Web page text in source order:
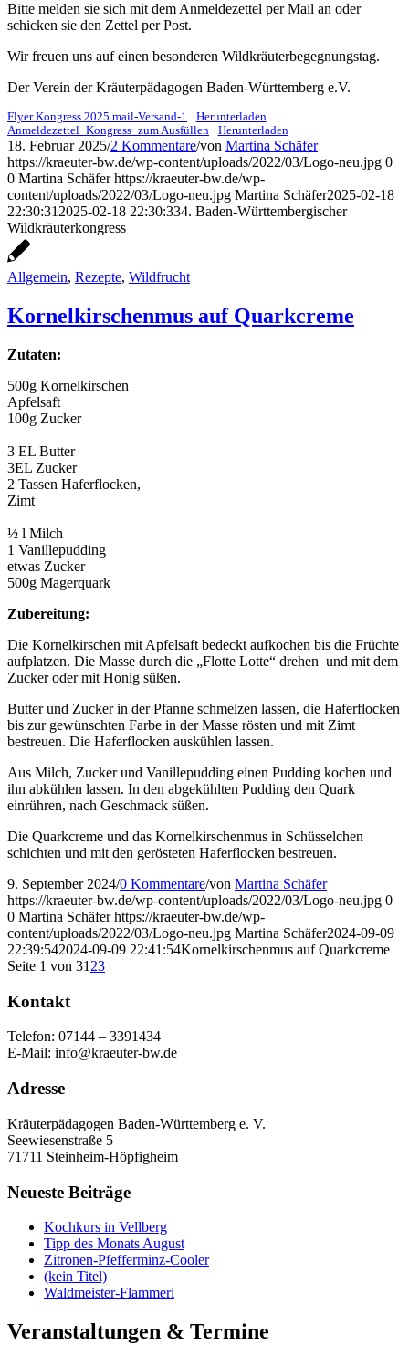
Bitte melden sie sich mit dem Anmeldezettel per Mail an oder
schicken sie den Zettel per Post.
Wir freuen uns auf einen besonderen Wildkräuterbegegnungstag.
Der Verein der Kräuterpädagogen Baden-Württemberg e.V.
Flyer Kongress 2025 mail-Versand-1
Herunterladen
Anmeldezettel_Kongress_zum Ausfüllen
Herunterladen
18. Februar 2025/2 Kommentare/von Martina Schäfer
https://kraeuter-bw.de/wp-content/uploads/2022/03/Logo-neu.jpg 0
0 Martina Schäfer https://kraeuter-bw.de/wp-
content/uploads/2022/03/Logo-neu.jpg Martina Schäfer2025-02-18
22:30:31 2025-02-18 22:30:334. Baden-Württembergischer
Wildkräuterkongress
Allgemein, Rezepte, Wildfrucht
Kornelkirschenmus auf Quarkcreme
Zutaten:
500g Kornelkirschen
Apfelsaft
100g Zucker
3 EL Butter
3EL Zucker
2 Tassen Haferflocken,
Zimt
½ l Milch
1 Vanillepudding
etwas Zucker
500g Magerquark
Zubereitung:
Die Kornelkirschen mit Apfelsaft bedeckt aufkochen bis die Früchte
aufplatzen. Die Masse durch die „Flotte Lotte“ drehen und mit dem
Zucker oder mit Honig süßen.
Butter und Zucker in der Pfanne schmelzen lassen, die Haferflocken
bis zur gewünschten Farbe in der Masse rösten und mit Zimt
bestreuen. Die Haferflocken auskühlen lassen.
Aus Milch, Zucker und Vanillepudding einen Pudding kochen und
ihn abkühlen lassen. In den abgekühlten Pudding den Quark
einrühren, nach Geschmack süßen.
Die Quarkcreme und das Kornelkirschenmus in Schüsselchen
schichten und mit den gerösteten Haferflocken bestreuen.
9. September 2024/0 Kommentare/von Martina Schäfer
https://kraeuter-bw.de/wp-content/uploads/2022/03/Logo-neu.jpg 0
0 Martina Schäfer https://kraeuter-bw.de/wp-
content/uploads/2022/03/Logo-neu.jpg Martina Schäfer2024-09-09
22:39:542024-09-09 22:41:54Kornelkirschenmus auf Quarkcreme
Seite 1 von 31 23
Kontakt
Telefon: 07144 – 3391434
E-Mail: info@kraeuter-bw.de
Adresse
Kräuterpädagogen Baden-Württemberg e. V.
Seewiesenstraße 5
71711 Steinheim-Höpfigheim
Neueste Beiträge
Kochkurs in Vellberg
Tipp des Monats August
Zitronen-Pfefferminz-Cooler
(kein Titel)
Waldmeister-Flammeri
Veranstaltungen & Termine